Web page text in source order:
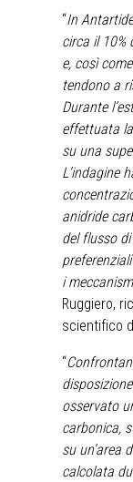
“In
circa il 10%
e, così
tendono a
Durante
effettuata
su una
L’indagine
anidride
del flusso di
i
Ruggiero,
scientifico
“
disposizione
osservato
carbonica,
su un’area
calcolata